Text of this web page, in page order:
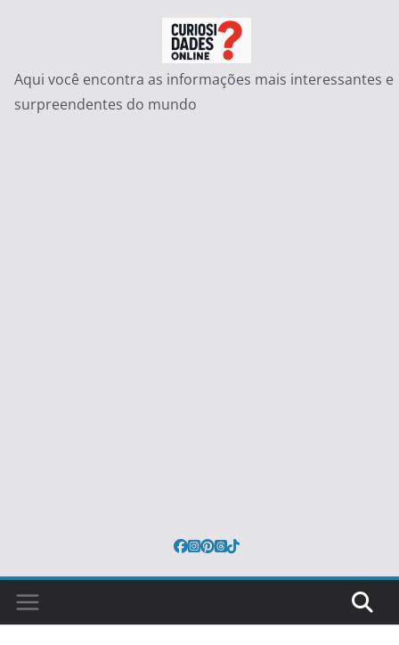
conteúdo
Aqui você encontra as informações mais interessantes e
surpreendentes do mundo